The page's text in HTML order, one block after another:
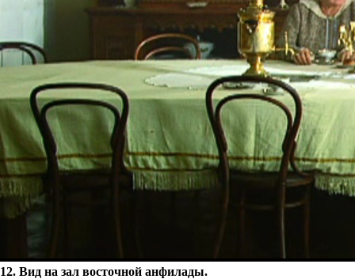
12. Вид на зал восточной анфилады.